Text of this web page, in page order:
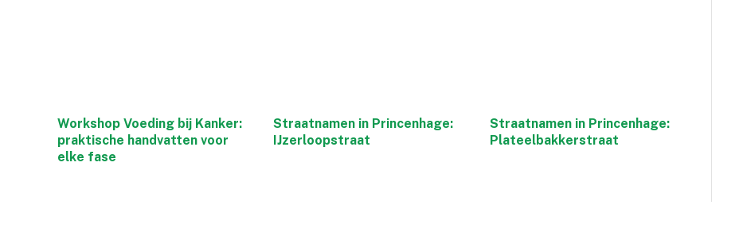
Workshop Voeding bij Kanker:
praktische handvatten voor
elke fase
Straatnamen in Princenhage:
IJzerloopstraat
Straatnamen in Princenhage:
Plateelbakkerstraat